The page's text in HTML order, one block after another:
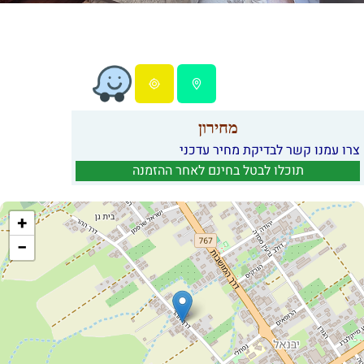
מחירון
צרו עמנו קשר לבדיקת מחיר עדכני
תוכלו לבטל בחינם לאחר ההזמנה
+
−